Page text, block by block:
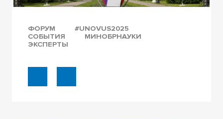
ФОРУМ
#UNOVUS2025
СОБЫТИЯ
МИНОБРНАУКИ
ЭКСПЕРТЫ